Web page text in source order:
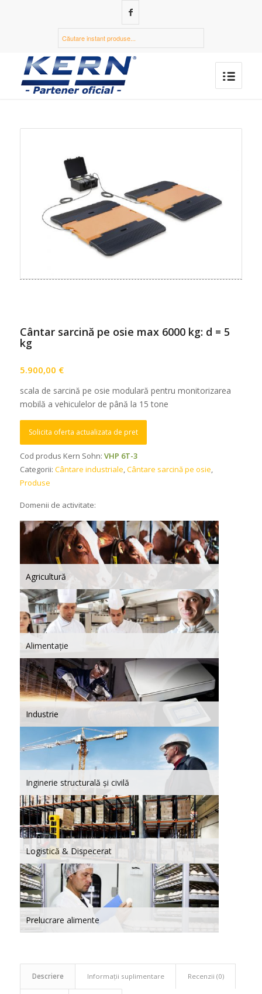
Cântar sarcină pe osie max 6000 kg: d = 5
kg
5.900,00 €
scala de sarcină pe osie modulară pentru monitorizarea
mobilă a vehiculelor de până la 15 tone
Solicita oferta actualizata de pret
Cod produs Kern Sohn: VHP 6T-3
Categorii: Cântare industriale,Cântare sarcină pe osie,
Produse
Domenii de activitate:
Agricultură
Alimentație
Industrie
Inginerie structurală și civilă
Logistică & Dispecerat
Prelucrare alimente
Descriere Informații suplimentare Recenzii (0)